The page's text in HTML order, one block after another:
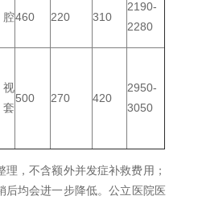
腔460 220 310
2190-
2280
视
500 270 420
2950-
3050
理，不含额外并发症补救费用；
后均会进一步降低。公立医院医